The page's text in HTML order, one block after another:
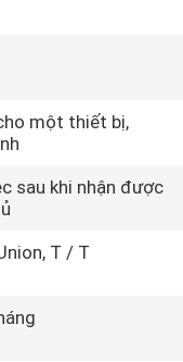
một thiết bị,
sau khi nhận được
T / T